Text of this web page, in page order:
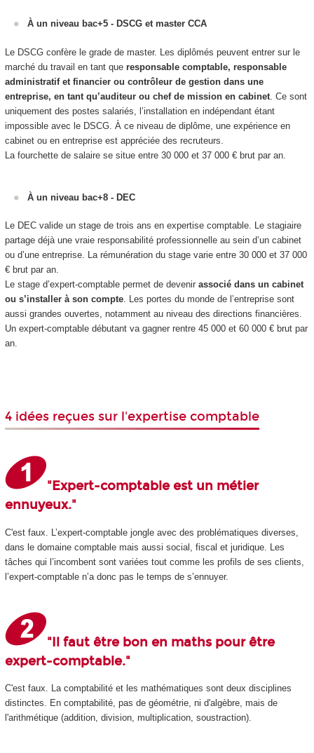
À un niveau bac+5 - DSCG et master CCA
Le DSCG confère le grade de master. Les diplômés peuvent entrer sur le
marché du travail en tant que responsable comptable, responsable
administratif et financier ou contrôleur de gestion dans une
entreprise, en tant qu’auditeur ou chef de mission en cabinet. Ce sont
uniquement des postes salariés, l’installation en indépendant étant
impossible avec le DSCG. À ce niveau de diplôme, une expérience en
cabinet ou en entreprise est appréciée des recruteurs.
La fourchette de salaire se situe entre 30 000 et 37 000 € brut par an.
À un niveau bac+8 - DEC
Le DEC valide un stage de trois ans en expertise comptable. Le stagiaire
partage déjà une vraie responsabilité professionnelle au sein d’un cabinet
ou d’une entreprise. La rémunération du stage varie entre 30 000 et 37 000
€ brut par an.
Le stage d’expert-comptable permet de devenir associé dans un cabinet
ou s’installer à son compte. Les portes du monde de l’entreprise sont
aussi grandes ouvertes, notamment au niveau des directions financières.
Un expert-comptable débutant va gagner rentre 45 000 et 60 000 € brut par
an.
4 idées reçues sur l'expertise comptable
"Expert-comptable est un métier
ennuyeux."
C'est faux. L’expert-comptable jongle avec des problématiques diverses,
dans le domaine comptable mais aussi social, fiscal et juridique. Les
tâches qui l’incombent sont variées tout comme les profils de ses clients,
l’expert-comptable n’a donc pas le temps de s’ennuyer.
"Il faut être bon en maths pour être
expert-comptable."
C'est faux. La comptabilité et les mathématiques sont deux disciplines
distinctes. En comptabilité, pas de géométrie, ni d'algèbre, mais de
l'arithmétique (addition, division, multiplication, soustraction).